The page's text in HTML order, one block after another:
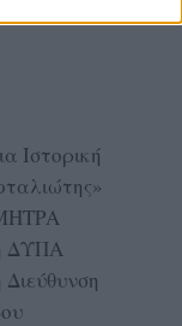
Ιστορική
ΔΥΠΑ